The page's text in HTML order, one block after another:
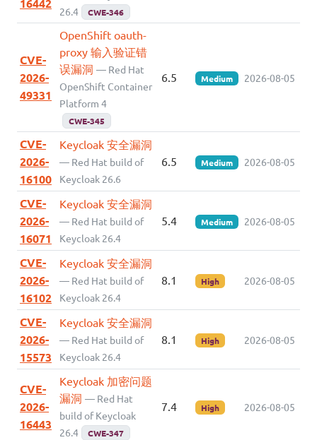
16442
26.4
CWE-346
CVE-
2026-
49331
OpenShift oauth-
proxy 输入验证错
误漏洞 — Red Hat
OpenShift Container
Platform 4
CWE-345
6.5 Medium 2026-08-05
CVE-
2026-
16100
Keycloak 安全漏洞
— Red Hat build of
Keycloak 26.6
6.5 Medium 2026-08-05
CVE-
2026-
16071
Keycloak 安全漏洞
— Red Hat build of
Keycloak 26.4
5.4 Medium 2026-08-05
CVE-
2026-
16102
Keycloak 安全漏洞
— Red Hat build of
Keycloak 26.4
8.1 High 2026-08-05
CVE-
2026-
15573
Keycloak 安全漏洞
— Red Hat build of
Keycloak 26.4
8.1 High 2026-08-05
CVE-
2026-
16443
Keycloak 加密问题
漏洞 — Red Hat
build of Keycloak
26.4
CWE-347
7.4 High 2026-08-05